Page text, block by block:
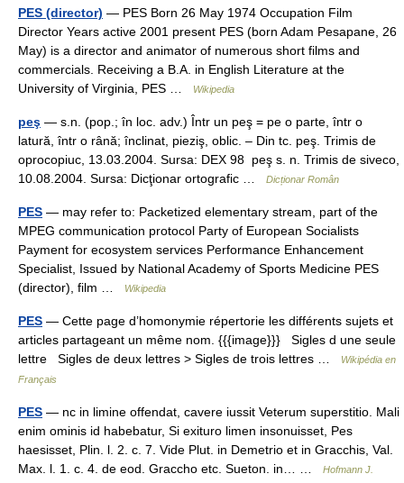
PES (director) — PES Born 26 May 1974 Occupation Film
Director Years active 2001 present PES (born Adam Pesapane, 26
May) is a director and animator of numerous short films and
commercials. Receiving a B.A. in English Literature at the
University of Virginia, PES …
Wikipedia
peş — s.n. (pop.; în loc. adv.) Într un peş = pe o parte, într o
latură, într o rână; înclinat, pieziş, oblic. – Din tc. peş. Trimis de
oprocopiuc, 13.03.2004. Sursa: DEX 98 peş s. n. Trimis de siveco,
10.08.2004. Sursa: Dicţionar ortografic …
Dicționar Român
PES — may refer to: Packetized elementary stream, part of the
MPEG communication protocol Party of European Socialists
Payment for ecosystem services Performance Enhancement
Specialist, Issued by National Academy of Sports Medicine PES
(director), film …
Wikipedia
PES — Cette page d’homonymie répertorie les différents sujets et
articles partageant un même nom. {{{image}}} Sigles d une seule
lettre Sigles de deux lettres > Sigles de trois lettres …
Wikipédia en
Français
PES — nc in limine offendat, cavere iussit Veterum superstitio. Mali
enim ominis id habebatur, Si exituro limen insonuisset, Pes
haesisset, Plin. l. 2. c. 7. Vide Plut. in Demetrio et in Gracchis, Val.
Max. l. 1. c. 4. de eod. Graccho etc. Sueton. in… …
Hofmann J.